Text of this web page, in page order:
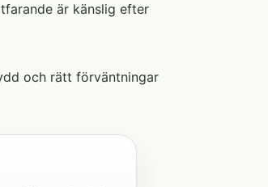
är känslig efter
och rätt förväntningar